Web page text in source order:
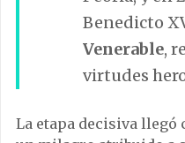
Benedicto
Venerable,
virtudes
La etapa decisiva